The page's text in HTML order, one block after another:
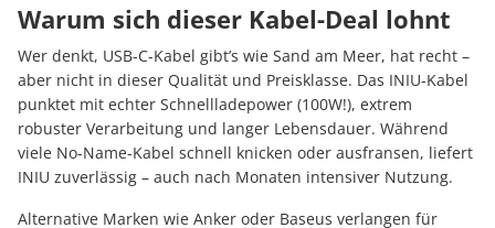
Warum sich dieser Kabel-Deal lohnt
Wer denkt, USB-C-Kabel gibt’s wie Sand am Meer, hat recht –
aber nicht in dieser Qualität und Preisklasse. Das INIU-Kabel
punktet mit echter Schnellladepower (100W!), extrem
robuster Verarbeitung und langer Lebensdauer. Während
viele No-Name-Kabel schnell knicken oder ausfransen, liefert
INIU zuverlässig – auch nach Monaten intensiver Nutzung.
Alternative Marken wie Anker oder Baseus verlangen für